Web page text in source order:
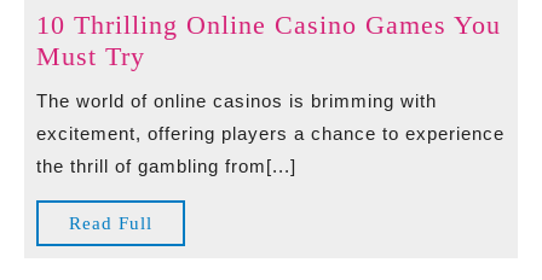
A
10 Thrilling Online Casino Games You
Must Try
Thrilling
Online
Casino
Games
You
Must
The world of online casinos is brimming with
excitement, offering players a chance to experience
the thrill of gambling from[...]
Read Full
Full